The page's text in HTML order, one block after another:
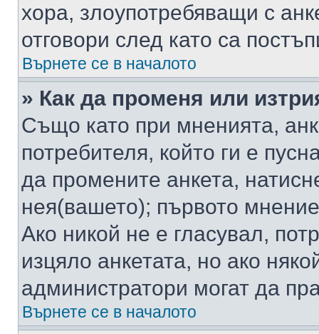
хора, злоупотребяващи с
отговори след като са
Върнете се в началото
» Как да променя или
Също като при мненията,
потребителя, който ги е
да промените анкета,
нея(вашето); първото
Ако никой не е гласувал,
изцяло анкетата, но ако
администратори могат да
Върнете се в началото